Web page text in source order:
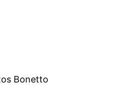
Bonetto